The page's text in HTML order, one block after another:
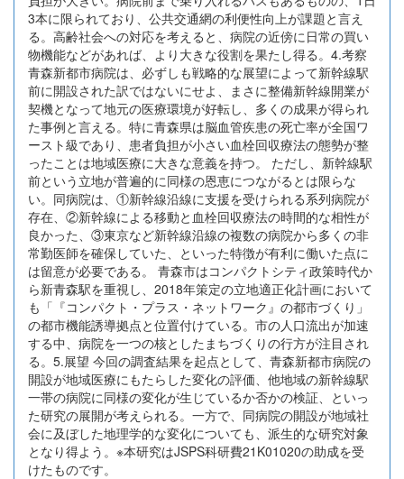
3本に限られており、公共交通網の利便性向上が課題と言え
る。高齢社会への対応を考えると、病院の近傍に日常の買い
物機能などがあれば、より大きな役割を果たし得る。4.考察
青森新都市病院は、必ずしも戦略的な展望によって新幹線駅
前に開設された訳ではないにせよ、まさに整備新幹線開業が
契機となって地元の医療環境が好転し、多くの成果が得られ
た事例と言える。特に青森県は脳血管疾患の死亡率が全国ワ
ースト級であり、患者負担が小さい血栓回収療法の態勢が整
ったことは地域医療に大きな意義を持つ。 ただし、新幹線駅
前という立地が普遍的に同様の恩恵につながるとは限らな
い。同病院は、①新幹線沿線に支援を受けられる系列病院が
存在、②新幹線による移動と血栓回収療法の時間的な相性が
良かった、③東京など新幹線沿線の複数の病院から多くの非
常勤医師を確保していた、といった特徴が有利に働いた点に
は留意が必要である。 青森市はコンパクトシティ政策時代か
ら新青森駅を重視し、2018年策定の立地適正化計画において
も「『コンパクト・プラス・ネットワーク』の都市づくり」
の都市機能誘導拠点と位置付けている。市の人口流出が加速
する中、病院を一つの核としたまちづくりの行方が注目され
る。5.展望 今回の調査結果を起点として、青森新都市病院の
開設が地域医療にもたらした変化の評価、他地域の新幹線駅
一帯の病院に同様の変化が生じているか否かの検証、といっ
た研究の展開が考えられる。一方で、同病院の開設が地域社
会に及ぼした地理学的な変化についても、派生的な研究対象
となり得よう。※本研究はJSPS科研費21K01020の助成を受
けたものです。